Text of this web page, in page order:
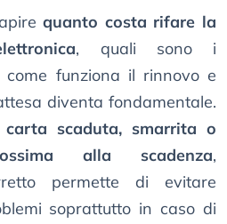
quanto costa rifare la
, quali sono i
come funziona il rinnovo e
diventa fondamentale.
carta scaduta, smarrita o
alla scadenza,
permette di evitare
soprattutto in caso di